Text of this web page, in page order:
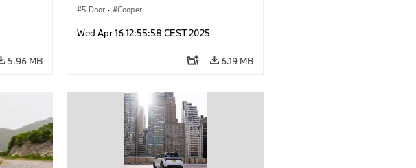
5.96 MB
5 Door · Cooper
Wed Apr 16 12:55:58 CEST 2025
6.19 MB